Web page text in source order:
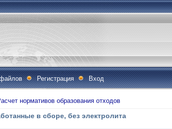
Регистрация Вход
нормативов образования отходов
в сборе, без электролита